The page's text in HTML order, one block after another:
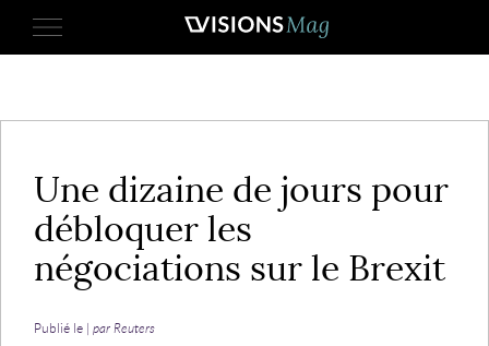
Une dizaine de jours pour
débloquer les
négociations sur le Brexit
Publié le | par Reuters